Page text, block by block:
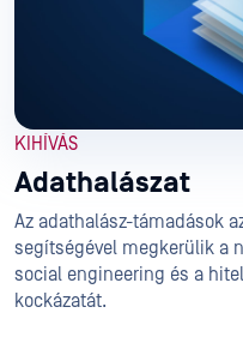
KIHÍVÁS
Adathalászat
Az adathalász-támadások
segítségével megkerülik a
social engineering és a
kockázatát.